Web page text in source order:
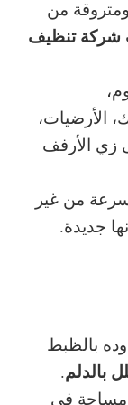
من
شركة تنظيف
الأرضيات،
زي الأرفف
من غير
جديدة.
وده بالظبط
بالدلم.
مساحة في